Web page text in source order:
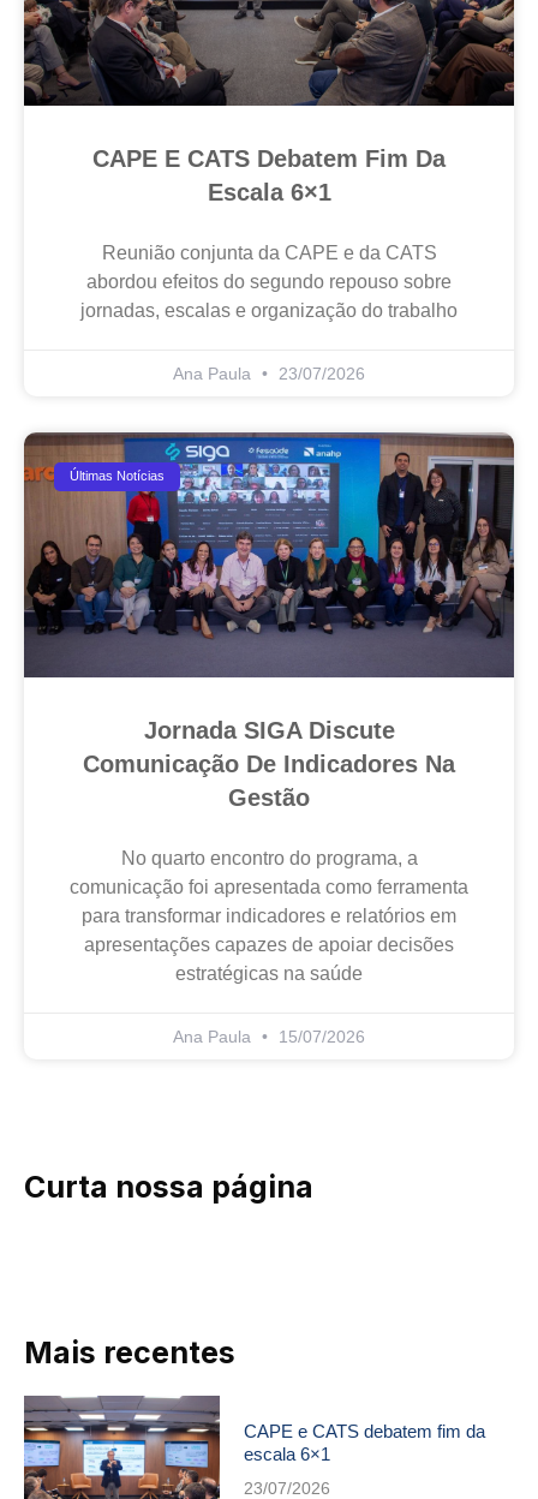
CAPE E CATS Debatem Fim Da
Escala 6×1
Reunião conjunta da CAPE e da CATS
abordou efeitos do segundo repouso sobre
jornadas, escalas e organização do trabalho
Ana Paula 23/07/2026
Últimas Notícias
Jornada SIGA Discute
Comunicação De Indicadores Na
Gestão
No quarto encontro do programa, a
comunicação foi apresentada como ferramenta
para transformar indicadores e relatórios em
apresentações capazes de apoiar decisões
estratégicas na saúde
Ana Paula 15/07/2026
Curta nossa página
Mais recentes
CAPE e CATS debatem fim da
escala 6×1
23/07/2026